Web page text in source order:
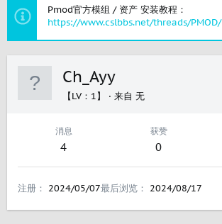
Pmod官方模组 / 资产 安装教程：
https://www.cslbbs.net/threads/PMOD/
Ch_Ayy
【LV：1】 · 来自 无
消息
4
获赞
0
注册 2024/05/07最后浏览 2024/08/17